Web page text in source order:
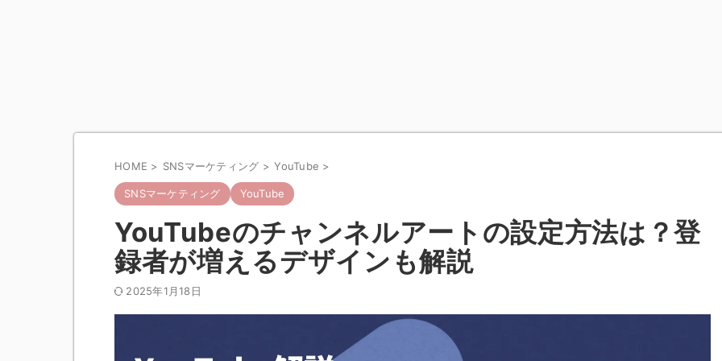
HOME > SNSマーケティング > YouTube >
SNSマーケティング YouTube
YouTubeのチャンネルアートの設定方法は？登
録者が増えるデザインも解説
2025年1月18日